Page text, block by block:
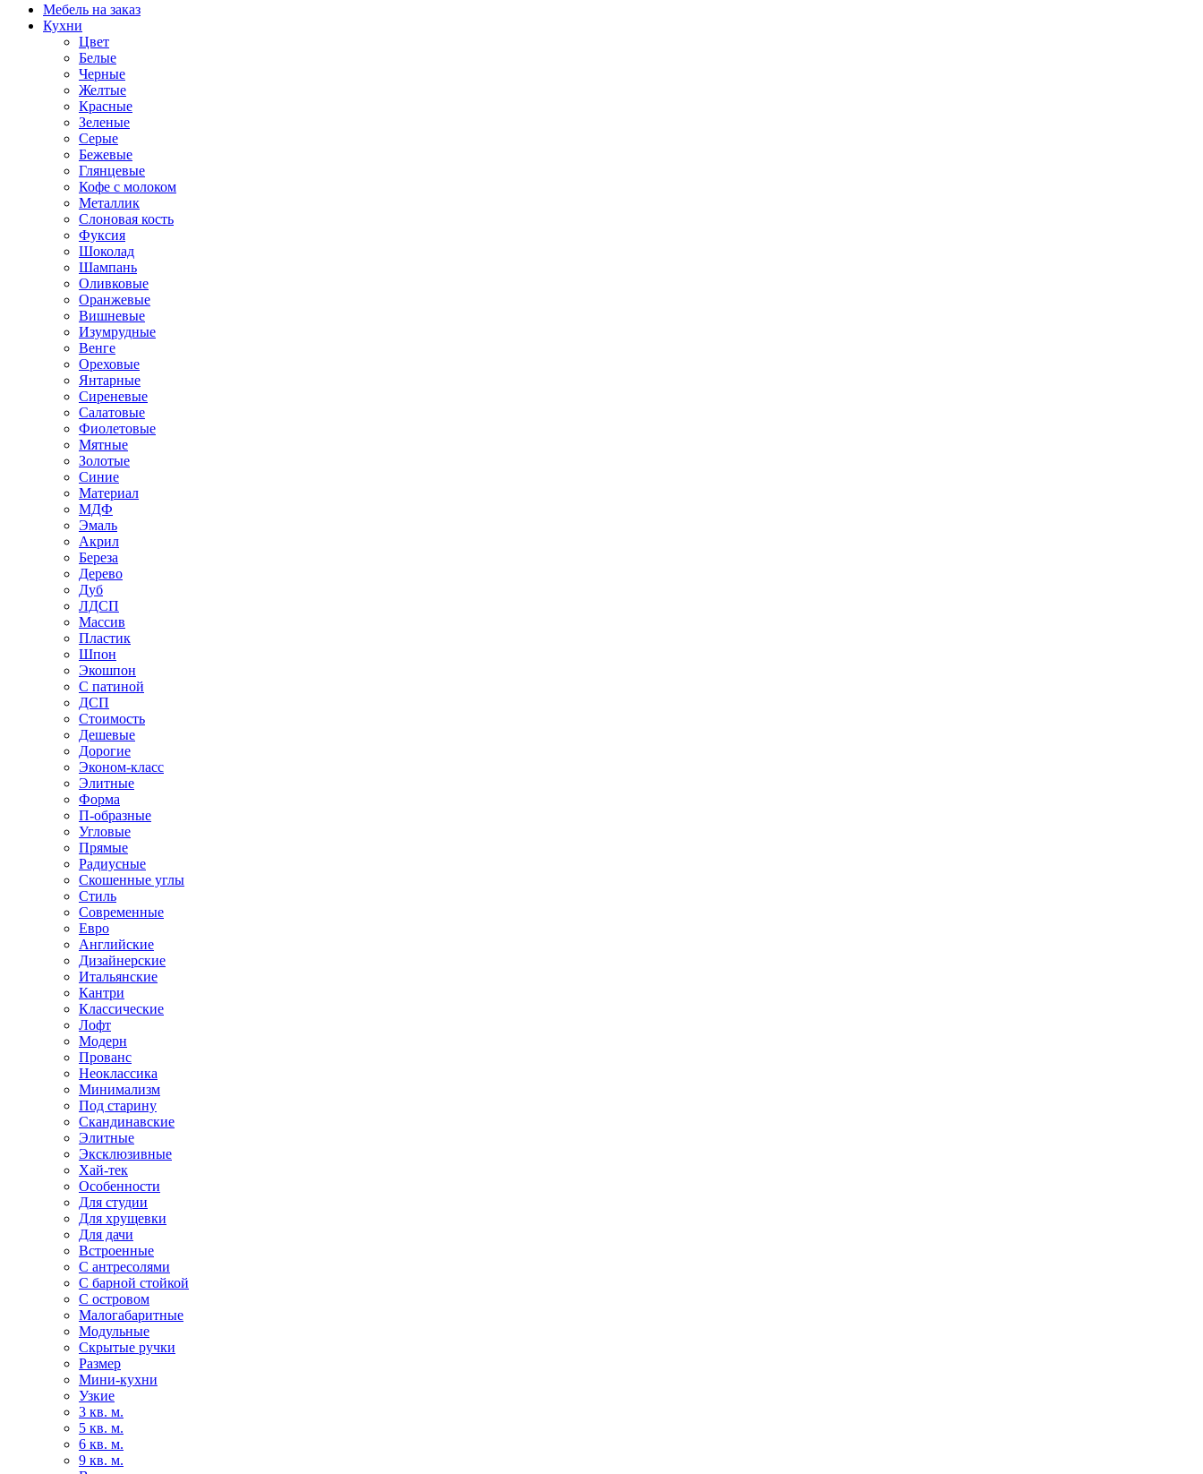
Мебель на заказ
Кухни
Цвет
Белые
Черные
Желтые
Красные
Зеленые
Серые
Бежевые
Глянцевые
Кофе с молоком
Металлик
Слоновая кость
Фуксия
Шоколад
Шампань
Оливковые
Оранжевые
Вишневые
Изумрудные
Венге
Ореховые
Янтарные
Сиреневые
Салатовые
Фиолетовые
Мятные
Золотые
Синие
Материал
МДФ
Эмаль
Акрил
Береза
Дерево
Дуб
ЛДСП
Массив
Пластик
Шпон
Экошпон
С патиной
ДСП
Стоимость
Дешевые
Дорогие
Эконом-класс
Элитные
Форма
П-образные
Угловые
Прямые
Радиусные
Скошенные углы
Стиль
Современные
Евро
Английские
Дизайнерские
Итальянские
Кантри
Классические
Лофт
Модерн
Прованс
Неоклассика
Минимализм
Под старину
Скандинавские
Элитные
Эксклюзивные
Хай-тек
Особенности
Для студии
Для хрущевки
Для дачи
Встроенные
С антресолями
С барной стойкой
С островом
Малогабаритные
Модульные
Скрытые ручки
Размер
Мини-кухни
Узкие
3 кв. м.
5 кв. м.
6 кв. м.
9 кв. м.